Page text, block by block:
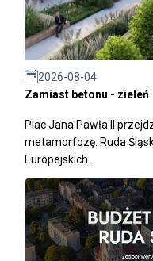
2026-08-04
Zamiast betonu - zieleń
Plac Jana Pawła II
metamorfozę. Ruda
Europejskich.